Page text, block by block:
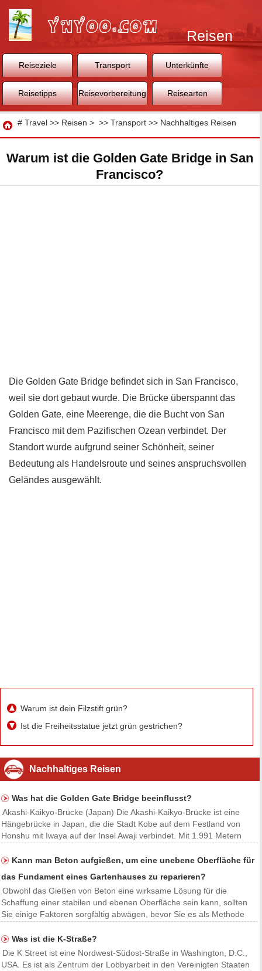
Reisen
Reiseziele Transport Unterkünfte
Reisetipps Reisevorbereitung Reisearten
Reisen
# Travel >> Reisen > >> Transport >> Nachhaltiges Reisen
Warum ist die Golden Gate Bridge in San
Francisco?
Die Golden Gate Bridge befindet sich in San Francisco,
weil sie dort gebaut wurde. Die Brücke überspannt das
Golden Gate, eine Meerenge, die die Bucht von San
Francisco mit dem Pazifischen Ozean verbindet. Der
Standort wurde aufgrund seiner Schönheit, seiner
Bedeutung als Handelsroute und seines anspruchsvollen
Geländes ausgewählt.
Warum ist dein Filzstift grün?
Ist die Freiheitsstatue jetzt grün gestrichen?
Nachhaltiges Reisen
Was hat die Golden Gate Bridge beeinflusst?
Akashi-Kaikyo-Brücke (Japan) Die Akashi-Kaikyo-Brücke ist eine
Hängebrücke in Japan, die die Stadt Kobe auf dem Festland von
Honshu mit Iwaya auf der Insel Awaji verbindet. Mit 1.991 Metern
Hängebrücken der Welt. Die Akashi-Kaikyo-Brücke wu
Kann man Beton aufgießen, um eine unebene Oberfläche für
das Fundament eines Gartenhauses zu reparieren?
Obwohl das Gießen von Beton eine wirksame Lösung für die
Schaffung einer stabilen und ebenen Oberfläche sein kann, sollten
Sie einige Faktoren sorgfältig abwägen, bevor Sie es als Methode
Gartenhauses auswählen: 1. Bewerten Sie das Au
Was ist die K-Straße?
Die K Street ist eine Nordwest-Südost-Straße in Washington, D.C.,
USA. Es ist als Zentrum der Lobbyarbeit in den Vereinigten Staaten